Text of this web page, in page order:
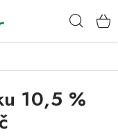
10,5 %